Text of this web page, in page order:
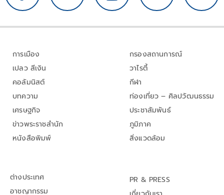
การเมือง
เปลว สีเงิน
คอลัมนิสต์
บทความ
เศรษฐกิจ
ข่าวพระราชสำนัก
หนังสือพิมพ์
กรองสถานการณ์
วาไรตี้
กีฬา
ท่องเที่ยว – ศิลปวัฒนธรรม
ประชาสัมพันธ์
ภูมิภาค
สิ่งแวดล้อม
ต่างประเทศ
อาชญากรรม
PR & PRESS